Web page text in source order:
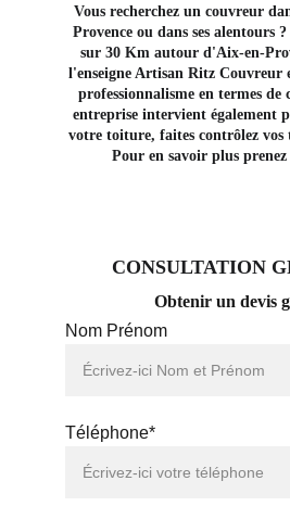
Nom Prénom
Téléphone*
Vous recherchez un couvreur
Provence ou dans ses alentours
sur 30 Km autour d'Aix-en-
l'enseigne Artisan Ritz Couvreur
professionnalisme en termes de
entreprise intervient également
votre toiture, faites contrôlez vos
Pour en savoir plus prenez
CONSULTATION
Obtenir un devis